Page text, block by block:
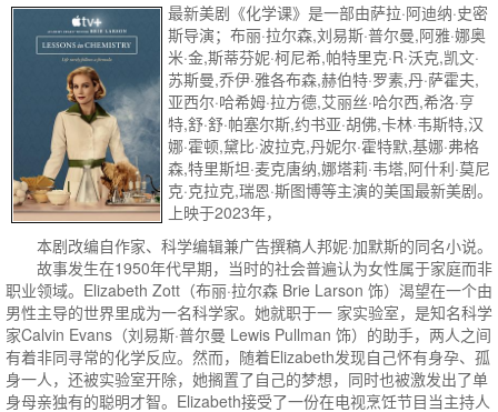
最新美剧《化学课》是一部由萨拉·阿迪纳·史密
斯导演；布丽·拉尔森,刘易斯·普尔曼,阿雅·娜奥
米·金,斯蒂芬妮·柯尼希,帕特里克·R·沃克,凯文·
苏斯曼,乔伊·雅各布森,赫伯特·罗素,丹·萨霍夫,
亚西尔·哈希姆·拉方德,艾丽丝·哈尔西,希洛·亨
特,舒·舒·帕塞尔斯,约书亚·胡佛,卡林·韦斯特,汉
娜·霍顿,黛比·波拉克,丹妮尔·霍特默,基娜·弗格
森,特里斯坦·麦克唐纳,娜塔莉·韦塔,阿什利·莫尼
克·克拉克,瑞恩·斯图博等主演的美国最新美剧。
上映于2023年，
本剧改编自作家、科学编辑兼广告撰稿人邦妮·加默斯的同名小说。
故事发生在1950年代早期，当时的社会普遍认为女性属于家庭而非
职业领域。Elizabeth Zott（布丽·拉尔森 Brie Larson 饰）渴望在一个由
男性主导的世界里成为一名科学家。她就职于一 家实验室，是知名科学
家Calvin Evans（刘易斯·普尔曼 Lewis Pullman 饰）的助手，两人之间
有着非同寻常的化学反应。然而，随着Elizabeth发现自己怀有身孕、孤
身一人，还被实验室开除，她搁置了自己的梦想，同时也被激发出了单
身母亲独有的聪明才智。Elizabeth接受了一份在电视烹饪节目当主持人